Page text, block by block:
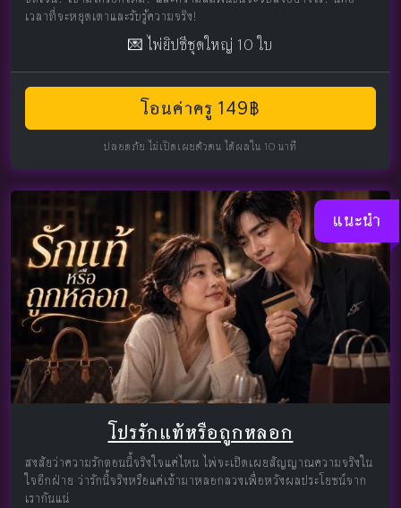
เวลาที่จะหยุดเดาและรับรู้ความจริง!
💌 ไพ่ยิปซีชุดใหญ่ 10 ใบ
โอนค่าครู 149฿
ปลอดภัย ไม่เปิดเผยตัวตน ได้ผลใน 10 นาที
แนะนำ
โปรรักแท้หรือถูกหลอก
สงสัยว่าความรักตอนนี้จริงใจแค่ไหน ไพ่จะเปิดเผยสัญญาณความจริงใน
ใจอีกฝ่าย ว่ารักนี้จริงหรือแค่เข้ามาหลอกลวงเพื่อหวังผลประโยชน์จาก
เรากันแน่